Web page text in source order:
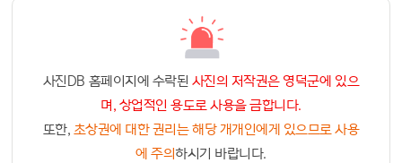
사진DB 홈페이지에 수락된 사진의 저작권은 영덕군에 있으
며, 상업적인 용도로 사용을 금합니다.
또한, 초상권에 대한 권리는 해당 개개인에게 있으므로 사용
에 주의 하시기 바랍니다.